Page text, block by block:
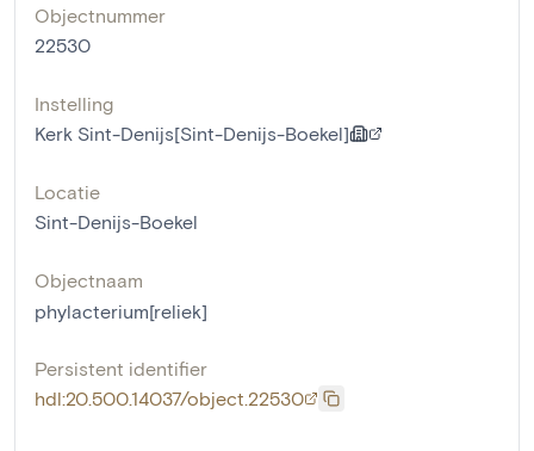
Objectnummer
22530
Instelling
Kerk Sint-Denijs[Sint-Denijs-Boekel]
Locatie
Sint-Denijs-Boekel
Objectnaam
phylacterium[reliek]
Persistent identifier
hdl:20.500.14037/object.22530